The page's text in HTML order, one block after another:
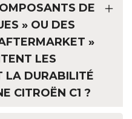
DE
» OU DES
»
LES
LA DURABILITÉ
CITROËN C1 ?